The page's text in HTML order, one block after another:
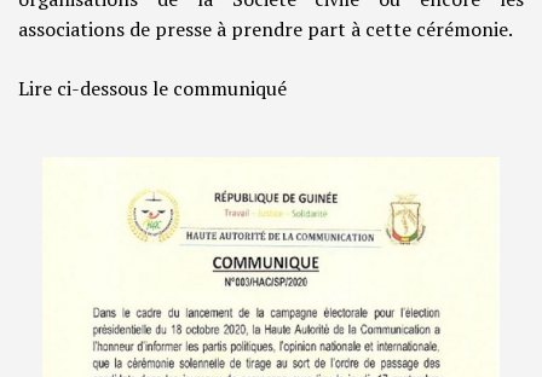
associations de presse à prendre part à cette cérémonie.
Lire ci-dessous le communiqué